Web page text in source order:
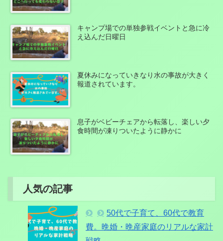
キャンプ場での単独参戦イベントと急に冷
え込んだ日曜日
夏休みになっていきなり水の事故が大きく
報道されています。
息子がベビーチェアから転落し、楽しい夕
食時間が凍りついたように静かに
人気の記事
50代で子育て、60代で教育
費。晩婚・晩産家庭のリアルな家計